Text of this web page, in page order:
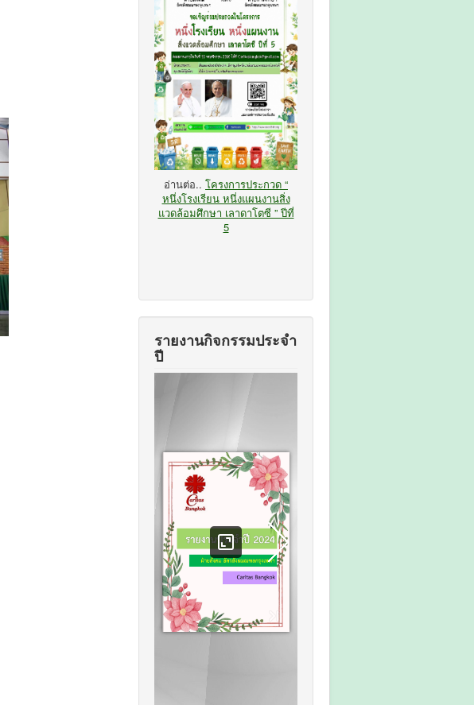
อ่านต่อ.. โครงการประกวด “
หนึ่งโรงเรียน หนึ่งแผนงานสิ่ง
แวดล้อมศึกษา เลาดาโตซี ” ปีที่
5
รายงานกิจกรรมประจำ
ปี